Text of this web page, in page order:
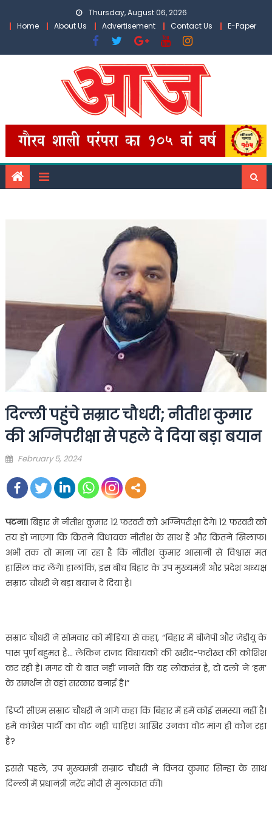
Thursday, August 06, 2026
Home
About Us Advertisement Contact Us E-Paper
दिल्ली पहुंचे सम्राट चौधरी; नीतीश कुमार
की अग्निपरीक्षा से पहले दे दिया बड़ा बयान
Posted
February 5, 2024
पटना।बिहार में नीतीश कुमार 12 फरवरी को अग्निपरीक्षा देंगे। 12 फरवरी को
तय हो जाएगा कि कितने विधायक नीतीश के साथ हैं और कितने खिलाफ।
अभी तक तो माना जा रहा है कि नीतीश कुमार आसानी से विश्वास मत
हासिल कर लेंगे। हालांकि, इस बीच बिहार के उप मुख्यमंत्री और प्रदेश अध्यक्ष
सम्राट चौधरी ने बड़ा बयान दे दिया है।
सम्राट चौधरी ने सोमवार को मीडिया से कहा, “बिहार में बीजेपी और जेडीयू के
पास पूर्ण बहुमत है… लेकिन राजद विधायकों की खरीद-फरोख्त की कोशिश
कर रही है। मगर वो ये बात नहीं जानते कि यह लोकतंत्र है, दो दलों ने ‘हम’
के समर्थन से वहां सरकार बनाई है।”
डिप्टी सीएम सम्राट चौधरी ने आगे कहा कि बिहार में हमें कोई समस्या नहीं है।
हमें कांग्रेस पार्टी का वोट नहीं चाहिए। आखिर उनका वोट मांग ही कौन रहा
है?
इससे पहले, उप मुख्यमंत्री सम्राट चौधरी ने विजय कुमार सिन्हा के साथ
दिल्ली में प्रधानंत्री नरेंद्र मोदी से मुलाकात की।